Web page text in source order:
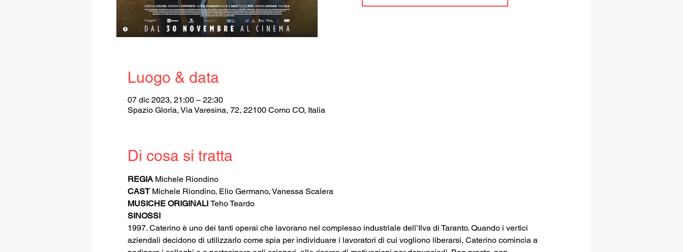
Luogo & data
07 dic 2023, 21:00 – 22:30
Spazio Gloria, Via Varesina, 72, 22100 Como CO, Italia
Di cosa si tratta
REGIA Michele Riondino
CAST Michele Riondino, Elio Germano, Vanessa Scalera
MUSICHE ORIGINALI Teho Teardo
SINOSSI
1997. Caterino è uno dei tanti operai che lavorano nel complesso industriale dell’Ilva di Taranto. Quando i vertici
aziendali decidono di utilizzarlo come spia per individuare i lavoratori di cui vogliono liberarsi, Caterino comincia a